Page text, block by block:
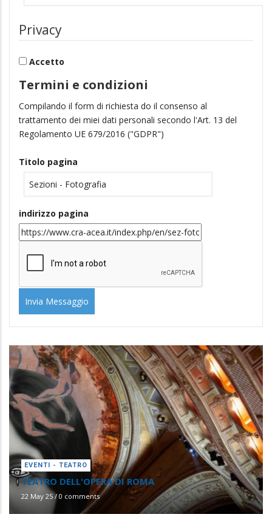
Privacy
Accetto
Termini e condizioni
Compilando il form di richiesta do il consenso al
trattamento dei miei dati personali secondo l'Art. 13 del
Regolamento UE 679/2016 ("GDPR")
Titolo pagina
indirizzo pagina
EVENTI - TEATRO
TEATRO DELL'OPERA DI ROMA
22 May 25/ 0 comments